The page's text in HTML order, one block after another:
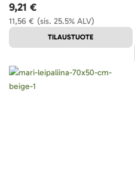
(sis. 25.5% ALV)
11,56 €
9,21 €
TILAUSTUOTE